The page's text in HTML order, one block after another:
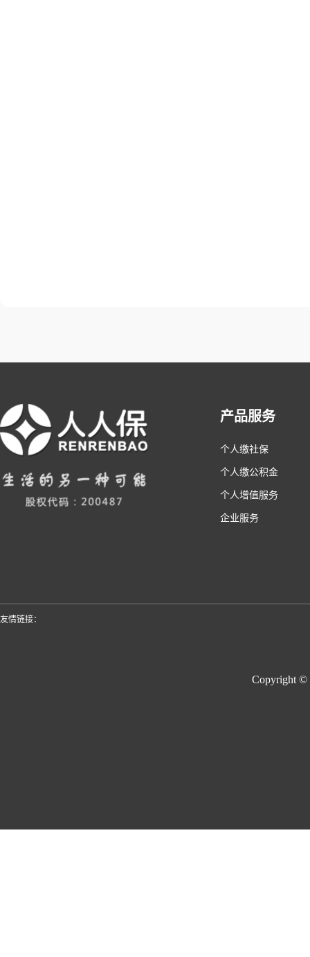
产品服务
个人缴社保
个人缴公积金
个人增值服务
企业服务
友情链接：
Copyright ©